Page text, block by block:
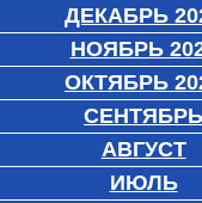
ДЕКАБРЬ
НОЯБРЬ
ОКТЯБРЬ
СЕНТЯБРЬ
АВГУСТ
ИЮЛЬ